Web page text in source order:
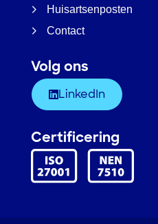
Huisartsenposten
Contact
Volg ons
LinkedIn
Certificering